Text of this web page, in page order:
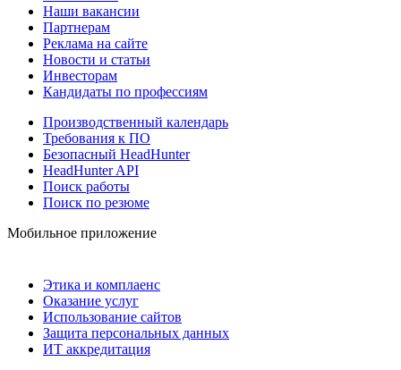
Наши вакансии
Партнерам
Реклама на сайте
Новости и статьи
Инвесторам
Кандидаты по профессиям
Производственный календарь
Требования к ПО
Безопасный HeadHunter
HeadHunter API
Поиск работы
Поиск по резюме
Мобильное приложение
Этика и комплаенс
Оказание услуг
Использование сайтов
Защита персональных данных
ИТ аккредитация